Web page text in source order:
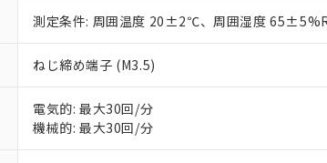
測定条件: 周囲温度 20±2℃、周囲湿度
ねじ締め端子 (M3.5)
電気的: 最大30回/分
機械的: 最大30回/分
お客様が当ウェブサイト上で当社にご
が、当社の製品・サービスに関するお
さい。
※当社の共同利用者とは、"個人情報の
いる法人を指します。
※3 非含有証明書ダウンロード
下記の非含有証明書をダウンロードすること
EU RoHS指令（10物質）の非含有証明書
51物質の非含有証明書（当社基準）
※本証明書は発行日時点で非含有を証明する
味します。
空
白
受注生産機種、また在庫状況の情